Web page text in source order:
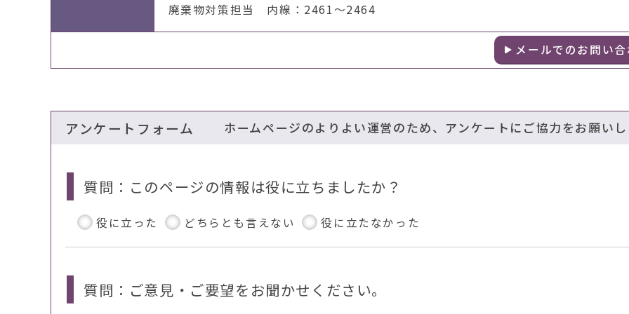
廃棄物対策担当 内線：2461～2464
メールでのお問い合
アンケートフォーム ホームページのよりよい運営のため、アンケートにご協力をお願い
質問：このページの情報は役に立ちましたか？
役に立った どちらとも言えない 役に立たなかった
質問：ご意見・ご要望をお聞かせください。